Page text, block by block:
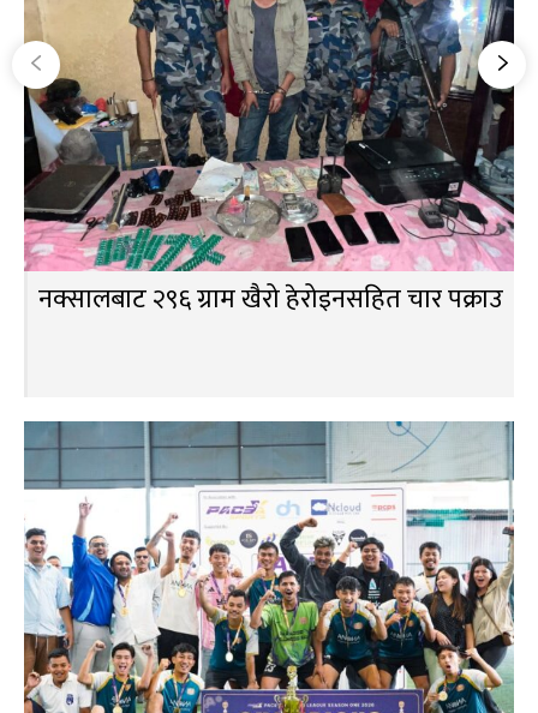
नक्सालबाट २९६ ग्राम खैरो हेरोइनसहित चार पक्राउ